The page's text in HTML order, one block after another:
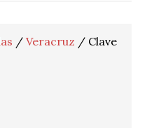
/ Veracruz / Clave